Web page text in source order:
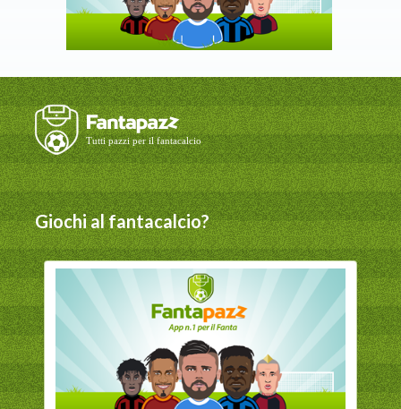
Giochi al fantacalcio?